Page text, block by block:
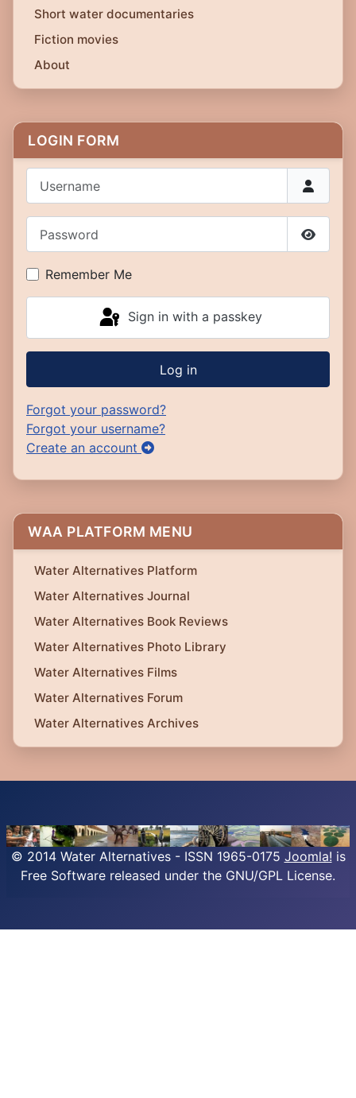
Short water documentaries
Fiction movies
About
LOGIN FORM
Show
Remember Me
Sign in with a passkey
Log in
Forgot your password?
Forgot your username?
Create an account
WAA PLATFORM MENU
Water Alternatives Platform
Water Alternatives Journal
Water Alternatives Book Reviews
Water Alternatives Photo Library
Water Alternatives Films
Water Alternatives Forum
Water Alternatives Archives
© 2014 Water Alternatives - ISSN 1965-0175 Joomla! is
Free Software released under the GNU/GPL License.